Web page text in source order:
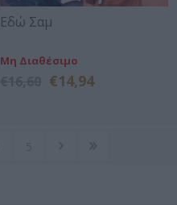
Εδώ Σαμ
Μη Διαθέσιμο
€14,94